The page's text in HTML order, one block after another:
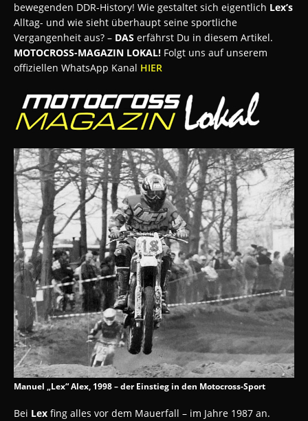
bewegenden DDR-History! Wie gestaltet sich eigentlich Lex’s
Alltag- und wie sieht überhaupt seine sportliche
Vergangenheit aus? – DAS erfährst Du in diesem Artikel.
MOTOCROSS-MAGAZIN LOKAL! Folgt uns auf unserem
offiziellen WhatsApp Kanal HIER
Manuel „Lex“ Alex, 1998 – der Einstieg in den Motocross-Sport
Bei Lex fing alles vor dem Mauerfall – im Jahre 1987 an.